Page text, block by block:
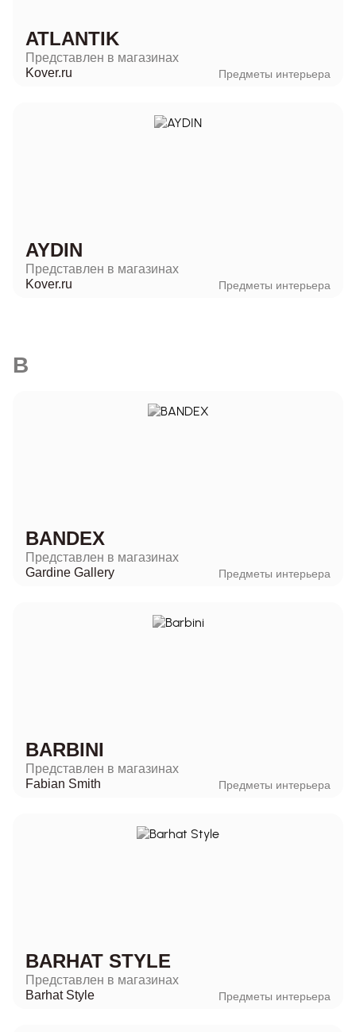
ATLANTIK
Представлен в магазинах
Kover.ru
Предметы интерьера
AYDIN
Представлен в магазинах
Kover.ru
Предметы интерьера
B
BANDEX
Представлен в магазинах
Gardine Gallery
Предметы интерьера
BARBINI
Представлен в магазинах
Fabian Smith
Предметы интерьера
BARHAT STYLE
Представлен в магазинах
Barhat Style
Предметы интерьера